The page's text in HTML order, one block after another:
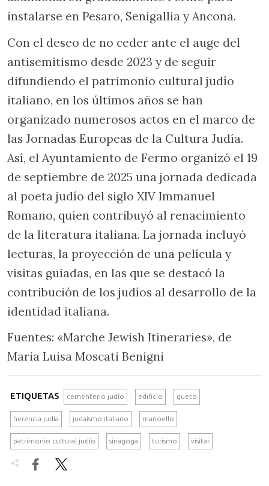
instalarse en Pesaro, Senigallia y Ancona.
Con el deseo de no ceder ante el auge del
antisemitismo desde 2023 y de seguir
difundiendo el patrimonio cultural judío
italiano, en los últimos años se han
organizado numerosos actos en el marco de
las Jornadas Europeas de la Cultura Judía.
Así, el Ayuntamiento de Fermo organizó el 19
de septiembre de 2025 una jornada dedicada
al poeta judío del siglo XIV Immanuel
Romano, quien contribuyó al renacimiento
de la literatura italiana. La jornada incluyó
lecturas, la proyección de una película y
visitas guiadas, en las que se destacó la
contribución de los judíos al desarrollo de la
identidad italiana.
Fuentes: «Marche Jewish Itineraries», de
Maria Luisa Moscati Benigni
ETIQUETAS cementerio judío edificio gueto
herencia judía judaísmo italiano manoello
patrimonio cultural judío sinagoga turismo visitar
 